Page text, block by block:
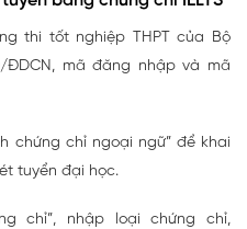
thi tốt nghiệp THPT của Bộ
ĐDCN, mã đăng nhập và mã
chứng chỉ ngoại ngữ”để khai
tuyển đại học.
chỉ”, nhập loại chứng chỉ,